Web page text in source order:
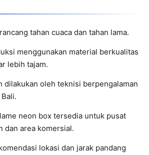
tahan cuaca dan tahan lama.
menggunakan material berkualitas
lebih tajam.
dilakukan oleh teknisi berpengalaman
neon box tersedia untuk pusat
dan area komersial.
lokasi dan jarak pandang